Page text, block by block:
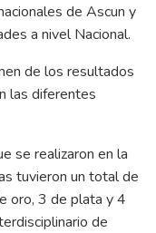
de Ascun y
a nivel Nacional.
de los resultados
las diferentes
se realizaron en la
tuvieron un total de
oro, 3 de plata y 4
de